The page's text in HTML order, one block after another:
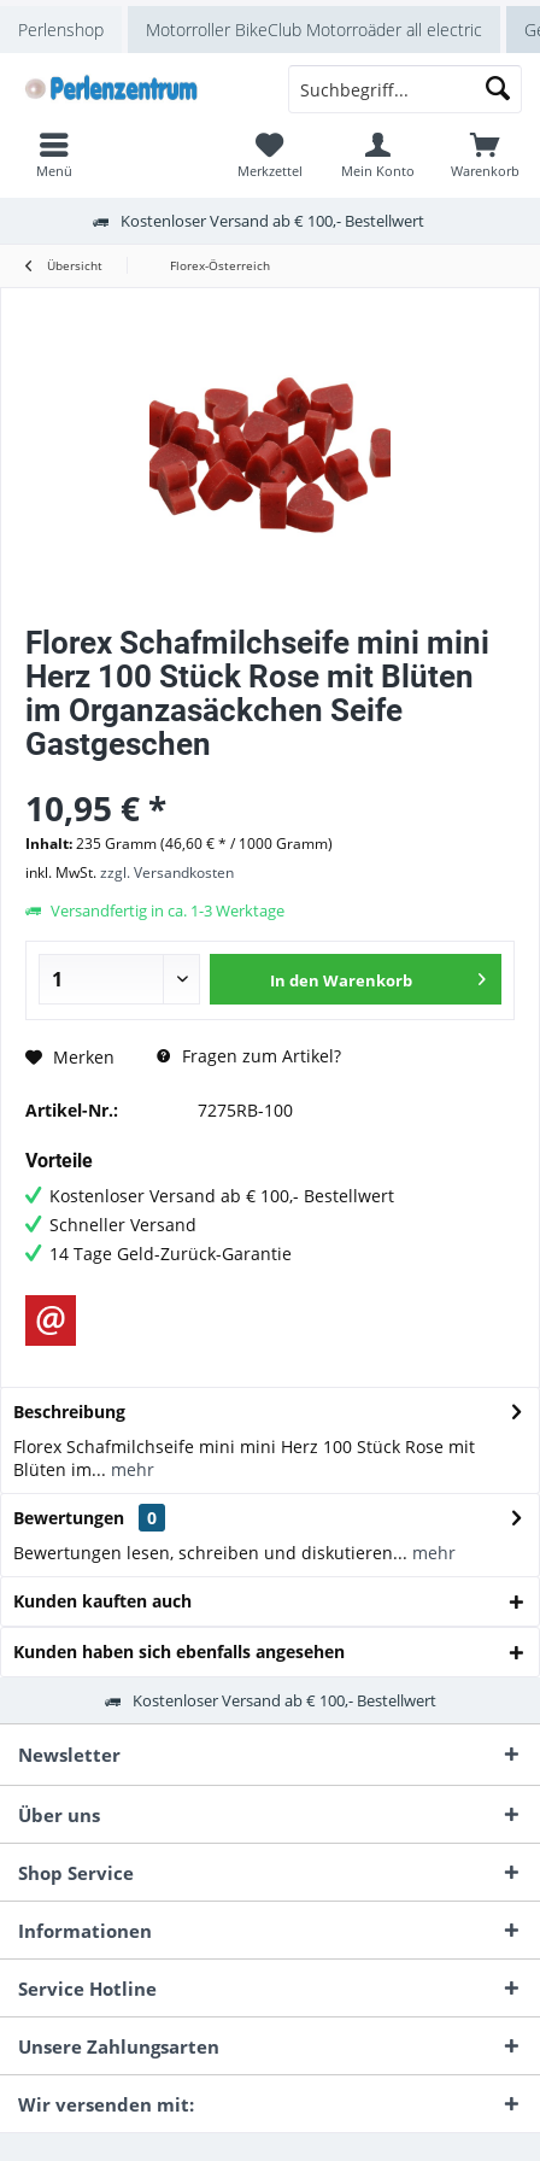
Perlenshop Motorroller BikeClub Motorroäder all electric
Kostenloser Versand ab € 100,- Bestellwert
Warenkorb
Merkzettel Mein Konto
Menü
Übersicht Florex-Österreich
Florex Schafmilchseife mini mini
Herz 100 Stück Rose mit Blüten
im Organzasäckchen Seife
Gastgeschen
10,95 € *
Inhalt:235 Gramm (46,60 € * / 1000 Gramm)
inkl. MwSt.zzgl. Versandkosten
Versandfertig in ca. 1-3 Werktage
In den Warenkorb
Merken Fragen zum Artikel?
Artikel-Nr.: 7275RB-100
Vorteile
Kostenloser Versand ab € 100,- Bestellwert
Schneller Versand
14 Tage Geld-Zurück-Garantie
Beschreibung
Florex Schafmilchseife mini mini Herz 100 Stück Rose mit
Blüten im... mehr
Bewertungen
0
Bewertungen lesen, schreiben und diskutieren... mehr
Kunden kauften auch
Kunden haben sich ebenfalls angesehen
Kostenloser Versand ab € 100,- Bestellwert
Newsletter
Über uns
Shop Service
Informationen
Service Hotline
Unsere Zahlungsarten
Wir versenden mit: